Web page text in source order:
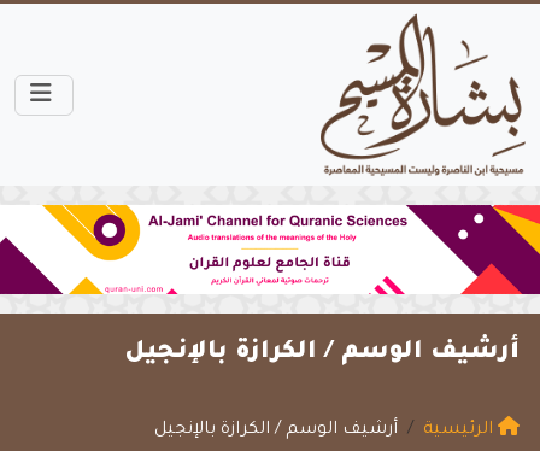
أرشيف الوسم / الكرازة بالإنجيل
الرئيسية أرشيف الوسم / الكرازة بالإنجيل